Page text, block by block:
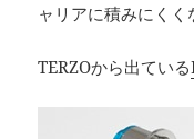
ャリアに積みにくく
TERZOから出ている